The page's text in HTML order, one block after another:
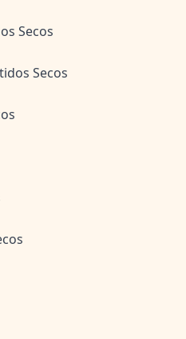
Secos
Secos